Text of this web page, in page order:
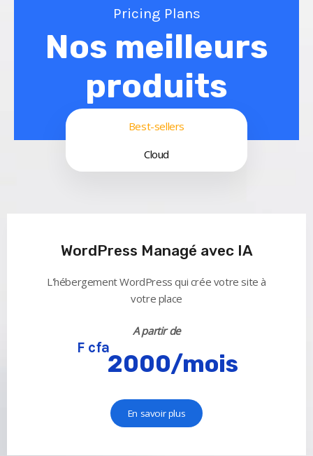
Pricing Plans
Nos meilleurs
produits
Best-sellers
Cloud
WordPress Managé avec IA
L'hébergement WordPress qui crée votre site à
votre place
A partir de
F cfa
2000/mois
En savoir plus